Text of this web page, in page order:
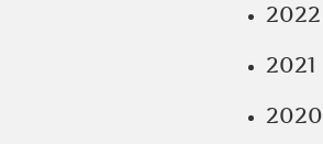
2022
2021
2020